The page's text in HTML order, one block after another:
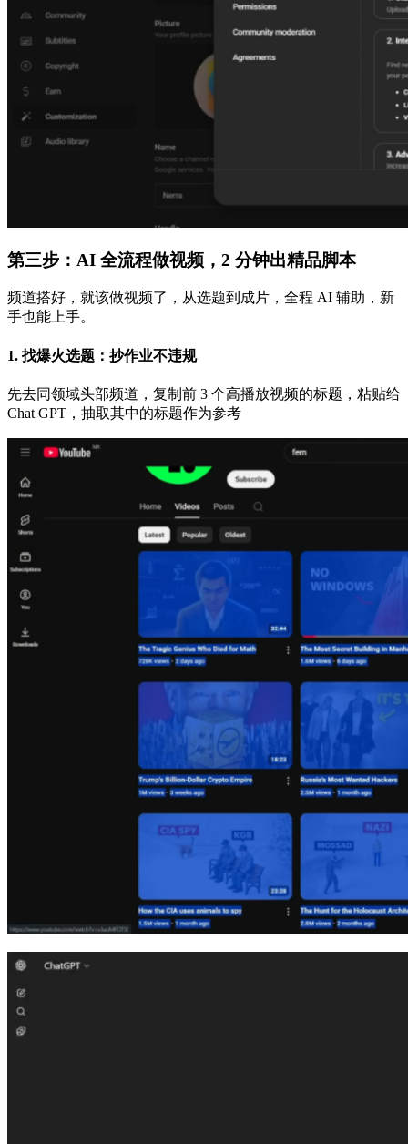
第三步：AI 全流程做视频，2 分钟出精品脚本
频道搭好，就该做视频了，从选题到成片，全程 AI 辅助，新
手也能上手。
1. 找爆火选题：抄作业不违规
先去同领域头部频道，复制前 3 个高播放视频的标题，粘贴给
Chat GPT， 抽取其中的标题作为参考